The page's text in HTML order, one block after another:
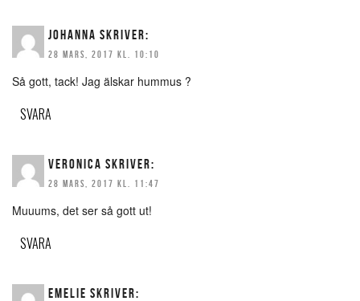
JOHANNA SKRIVER:
28 MARS, 2017 KL. 10:10
Så gott, tack! Jag älskar hummus ?
SVARA
VERONICA SKRIVER:
28 MARS, 2017 KL. 11:47
Muuums, det ser så gott ut!
SVARA
EMELIE SKRIVER: